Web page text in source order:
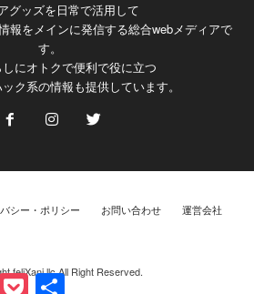
グッズを日常で活用して
報をメインに発信する総合webメディアで
す。
にオトクで便利で役に立つ
ク系の情報も提供しています。
シー・ポリシー お問い合わせ 運営会社
feliXani.llc All Right Reserved.